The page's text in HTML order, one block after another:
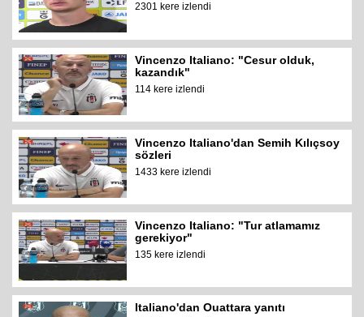
2301 kere izlendi
Vincenzo Italiano: "Cesur olduk,
kazandık"
114 kere izlendi
Vincenzo Italiano'dan Semih Kılıçsoy
sözleri
1433 kere izlendi
Vincenzo Italiano: "Tur atlamamız
gerekiyor"
135 kere izlendi
Italiano'dan Ouattara yanıtı